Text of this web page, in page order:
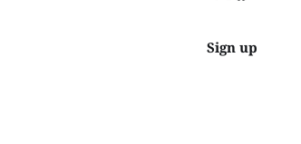
Sign up